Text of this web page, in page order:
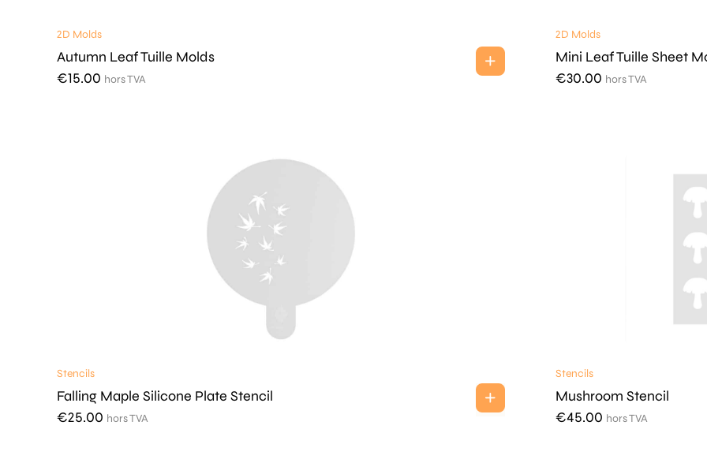
2D Molds
Autumn Leaf Tuille Molds
€15.00 hors TVA
2D Molds
Mini Leaf Tuille Sheet
€30.00 hors TVA
Stencils
Falling Maple Silicone Plate Stencil
€25.00 hors TVA
Stencils
Mushroom Stencil
€45.00 hors TVA